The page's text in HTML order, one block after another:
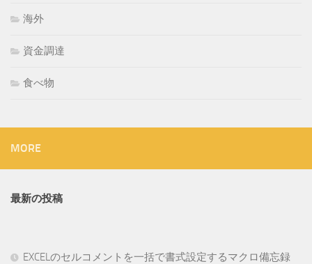
海外
資金調達
食べ物
MORE
最新の投稿
EXCELのセルコメントを一括で書式設定するマクロ備忘録